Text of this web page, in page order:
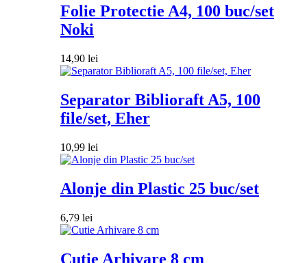
Folie Protectie A4, 100 buc/set
Noki
14,90 lei
Separator Biblioraft A5, 100
file/set, Eher
10,99 lei
Alonje din Plastic 25 buc/set
6,79 lei
Cutie Arhivare 8 cm